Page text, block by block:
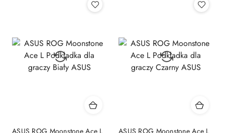
Optyczny 36000 DPI ASUS